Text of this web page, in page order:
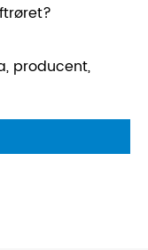
producent,